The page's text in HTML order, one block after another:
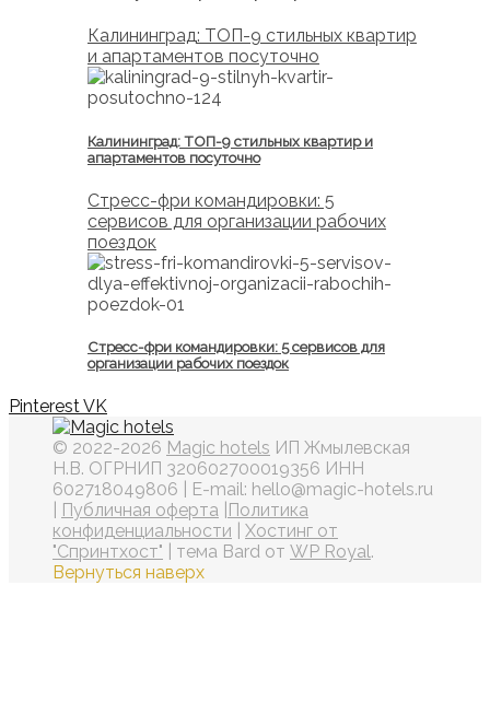
Калининград: ТОП-9 стильных квартир
и апартаментов посуточно
Калининград: ТОП-9 стильных квартир и
апартаментов посуточно
Стресс-фри командировки: 5
сервисов для организации рабочих
поездок
Стресс-фри командировки: 5 сервисов для
организации рабочих поездок
PinterestVK
© 2022-2026 Magic hotels ИП Жмылевская
Н.В. ОГРНИП 320602700019356 ИНН
602718049806 | E-mail: hello@magic-hotels.ru
Публичная оферта Политика
конфиденциальности
Хостинг от
"Спринтхост"
тема Bard от WP Royal.
Вернуться наверх